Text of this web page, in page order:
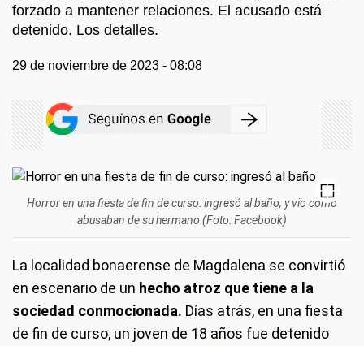
forzado a mantener relaciones. El acusado está
detenido. Los detalles.
29 de noviembre de 2023 - 08:08
Horror en una fiesta de fin de curso: ingresó al baño, y vio como
abusaban de su hermano (Foto: Facebook)
La localidad bonaerense de Magdalena se convirtió
en escenario de un hecho atroz que tiene a la
sociedad conmocionada. Días atrás, en una fiesta
de fin de curso, un joven de 18 años fue detenido